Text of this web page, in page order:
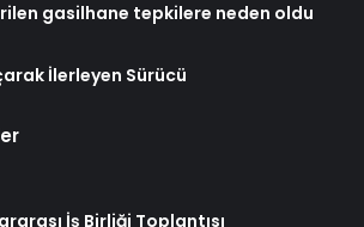
gasilhane tepkilere neden oldu
İlerleyen Sürücü
İş Birliği Toplantısı